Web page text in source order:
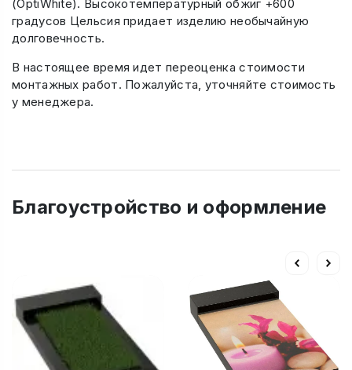
(OptiWhite). Высокотемпературный обжиг +600
градусов Цельсия придает изделию необычайную
долговечность.
В настоящее время идет переоценка стоимости
монтажных работ. Пожалуйста, уточняйте стоимость
у менеджера.
Благоустройство и оформление